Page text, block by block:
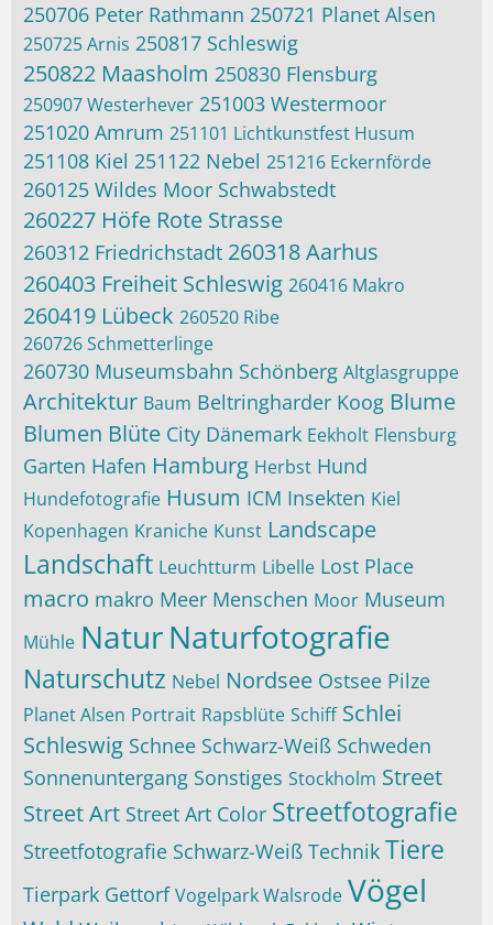
250706 Peter Rathmann 250721 Planet Alsen
250725 Arnis 250817 Schleswig
250822 Maasholm 250830 Flensburg
250907 Westerhever 251003 Westermoor
251020 Amrum 251101 Lichtkunstfest Husum
251108 Kiel 251122 Nebel 251216 Eckernförde
260125 Wildes Moor Schwabstedt
260227 Höfe Rote Strasse
260312 Friedrichstadt 260318 Aarhus
260403 Freiheit Schleswig 260416 Makro
260419 Lübeck 260520 Ribe
260726 Schmetterlinge
260730 Museumsbahn Schönberg Altglasgruppe
Architektur Baum Beltringharder Koog Blume
Blumen Blüte City Dänemark Eekholt Flensburg
Garten Hafen Hamburg Herbst Hund
Hundefotografie Husum ICM Insekten Kiel
Kopenhagen Kraniche Kunst Landscape
Landschaft Leuchtturm Libelle Lost Place
macro makro Meer Menschen Moor Museum
Mühle NaturNaturfotografie
Naturschutz Nebel Nordsee Ostsee Pilze
Planet Alsen Portrait Rapsblüte Schiff Schlei
Schleswig Schnee Schwarz-Weiß Schweden
Sonnenuntergang Sonstiges Stockholm Street
Street Art Street Art Color Streetfotografie
Streetfotografie Schwarz-Weiß Technik Tiere
Tierpark Gettorf Vogelpark Walsrode Vögel